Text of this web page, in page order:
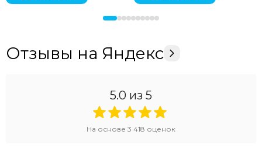
Отзывы на Яндекс
5.0 из 5
На основе 3 418 оценок